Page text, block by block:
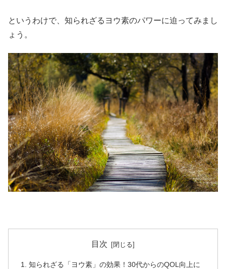
というわけで、知られざるヨウ素のパワーに迫ってみまし
ょう。
目次
知られざる「ヨウ素」の効果！30代からのQOL向上に